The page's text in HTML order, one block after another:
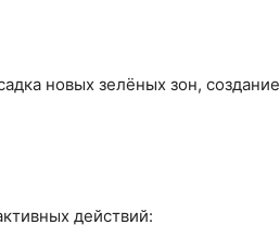
новых зелёных зон, создание
действий: